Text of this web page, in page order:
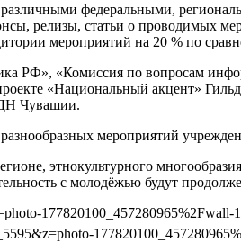
федеральными,
релизы, статьи о проводимых
мероприятий на 20 % по
РФ», «Комиссия по вопросам
«Национальный акцент»
Чувашии.
мероприятий
этнокультурного
с молодёжью будут
177820100_457280965%2Fwall-